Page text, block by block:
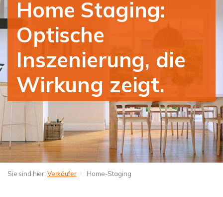
Home Staging:
Optische
Inszenierung, die
Wirkung zeigt.
Sie sind hier: Verkäufer Home-Staging